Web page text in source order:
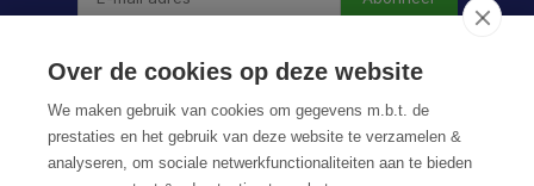
Over de cookies op deze website
We maken gebruik van cookies om gegevens m.b.t. de
prestaties en het gebruik van deze website te verzamelen &
analyseren, om sociale netwerkfunctionaliteiten aan te bieden